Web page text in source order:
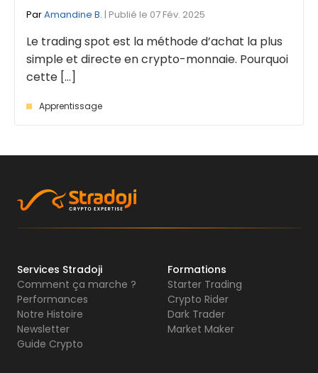
ParAmandine B. | Publié le 07 Fév. 2025
Le trading spot est la méthode d’achat la plus
simple et directe en crypto-monnaie. Pourquoi
cette [...]
Apprentissage
Services Stradoji
Comment ça marche ?
Performances
Notre Histoire
Newsletter
Guide Crypto
Formations
Starter Trading
Crypto Rider
Dark Trader
Market Maker